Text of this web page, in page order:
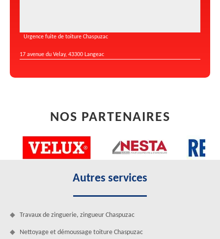
Urgence fuite de toiture Chaspuzac
17 avenue du Velay, 43300 Langeac
NOS PARTENAIRES
Autres services
Travaux de zinguerie, zingueur Chaspuzac
Nettoyage et démoussage toiture Chaspuzac